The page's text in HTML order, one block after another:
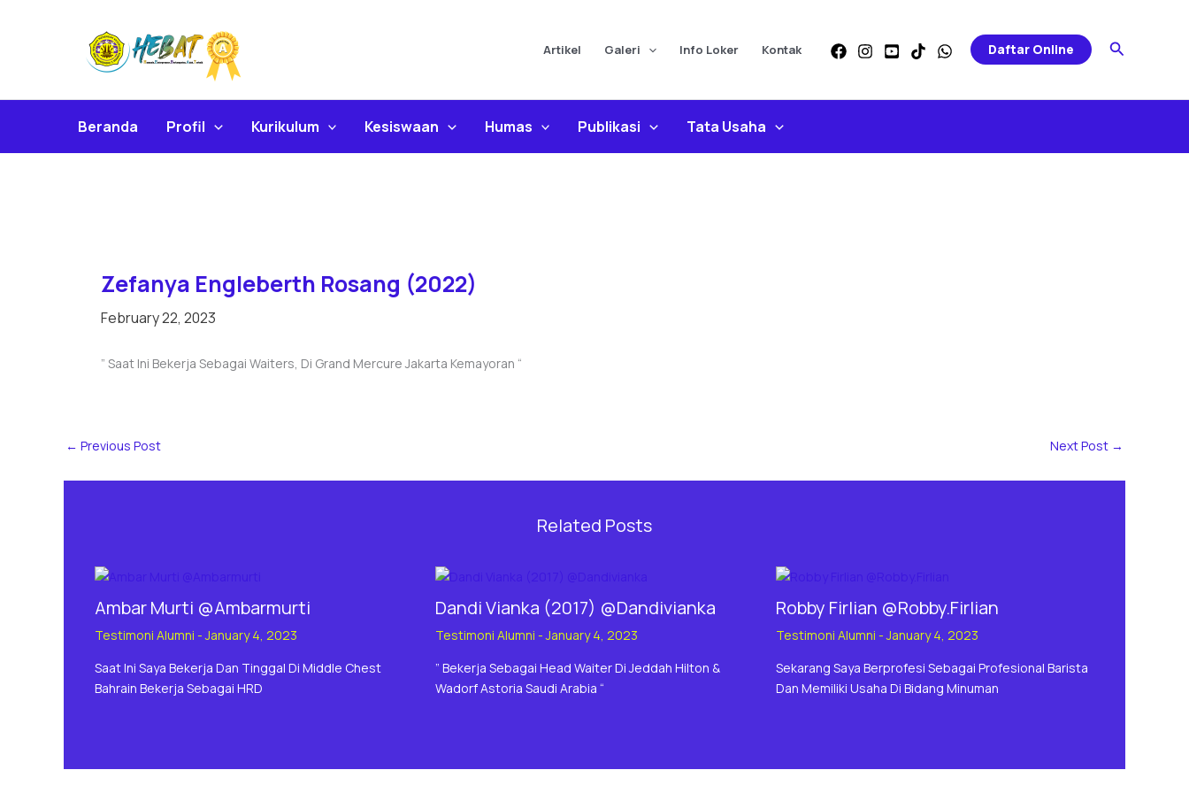
Artikel Galeri Info Loker Kontak Daftar Online Search
Beranda Profil Kurikulum Kesiswaan Humas Publikasi Tata Usaha
Zefanya Engleberth Rosang (2022)
February 22, 2023
” Saat Ini Bekerja Sebagai Waiters, Di Grand Mercure Jakarta Kemayoran “
← Previous Post Next Post →
Related Posts
Ambar Murti @Ambarmurti
Testimoni Alumni -January 4, 2023
Saat Ini Saya Bekerja Dan Tinggal Di Middle Chest
Bahrain Bekerja Sebagai HRD
Dandi Vianka (2017) @Dandivianka
Testimoni Alumni -January 4, 2023
” Bekerja Sebagai Head Waiter Di Jeddah Hilton &
Wadorf Astoria Saudi Arabia “
Robby Firlian @Robby.Firlian
Testimoni Alumni -January 4, 2023
Sekarang Saya Berprofesi Sebagai Profesional Barista
Dan Memiliki Usaha Di Bidang Minuman